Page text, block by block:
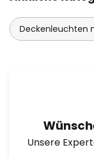
Deckenleuchten
Unsere